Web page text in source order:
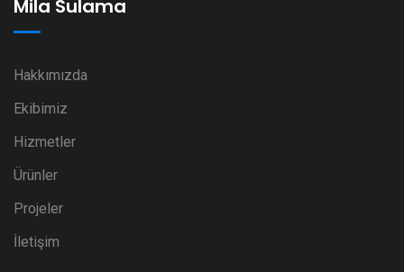
Mila Sulama
Hakkımızda
Ekibimiz
Hizmetler
Ürünler
Projeler
İletişim